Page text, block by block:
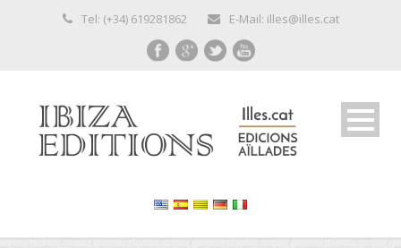
Tel: (+34) 619281862 E-Mail: illes@illes.cat